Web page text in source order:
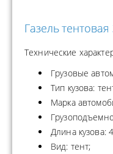
Газель
Технические
Грузовые
Тип кузова:
Марка
Длина кузова:
Вид: тент;